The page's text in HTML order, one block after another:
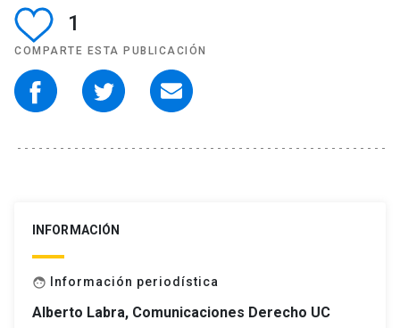
1
COMPARTE ESTA PUBLICACIÓN
INFORMACIÓN
face Información periodística
Alberto Labra, Comunicaciones Derecho UC